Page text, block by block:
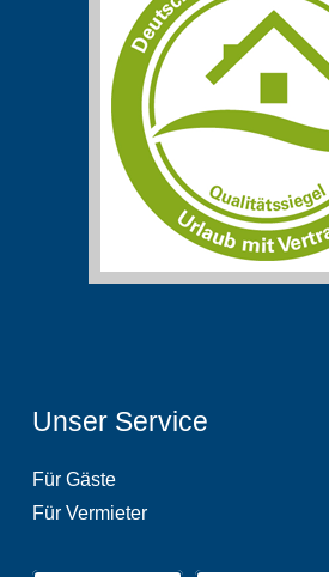
Unser Service
Für Gäste
Für Vermieter